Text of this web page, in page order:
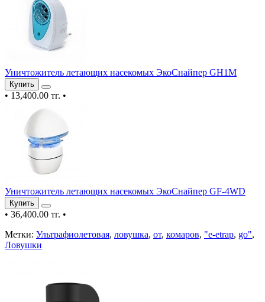
Уничтожитель летающих насекомых ЭкоСнайпер GH1M
Купить
• 13,400.00 тг. •
Уничтожитель летающих насекомых ЭкоСнайпер GF-4WD
Купить
• 36,400.00 тг. •
Метки: Ультрафиолетовая, ловушка, от, комаров, "e-etrap, go",
Ловушки